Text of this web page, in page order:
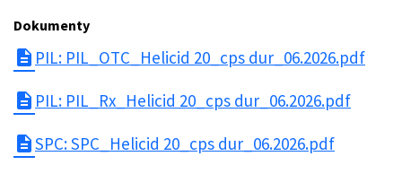
Dokumenty
description PIL: PIL_OTC_Helicid 20_cps dur_06.2026.pdf
description PIL: PIL_Rx_Helicid 20_cps dur_06.2026.pdf
descriptionSPC: SPC_Helicid 20_cps dur_06.2026.pdf